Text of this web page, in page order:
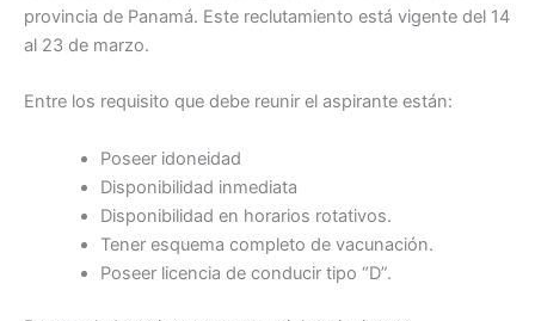
provincia de Panamá. Este reclutamiento está vigente del 14
al 23 de marzo.
Entre los requisito que debe reunir el aspirante están:
Poseer idoneidad
Disponibilidad inmediata
Disponibilidad en horarios rotativos.
Tener esquema completo de vacunación.
Poseer licencia de conducir tipo “D”.